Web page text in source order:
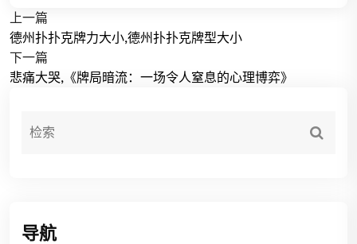
上一篇
德州扑扑克牌力大小,德州扑扑克牌型大小
下一篇
悲痛大哭,《牌局暗流：一场令人窒息的心理博弈》
导航